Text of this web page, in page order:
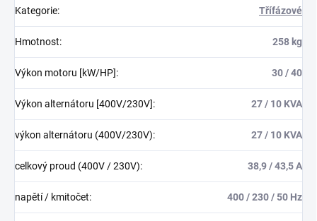
Kategorie: Třífázové
Hmotnost: 258 kg
Výkon motoru [kW/HP]: 30 / 40
Výkon alternátoru [400V/230V]: 27 / 10 KVA
výkon alternátoru (400V/230V): 27 / 10 KVA
celkový proud (400V / 230V): 38,9 / 43,5 A
napětí / kmitočet: 400 / 230 / 50 Hz